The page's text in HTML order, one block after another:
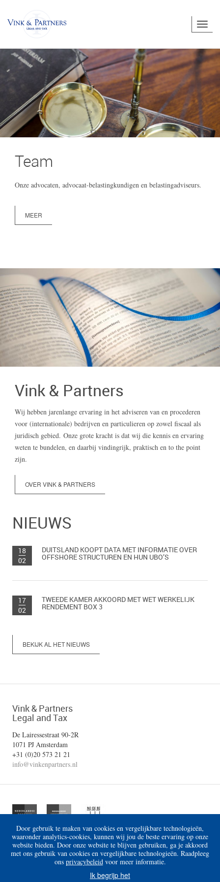
Team
Onze advocaten, advocaat-belastingkundigen en belastingadviseurs.
MEER
Vink & Partners
Wij hebben jarenlange ervaring in het adviseren van en procederen
voor (internationale) bedrijven en particulieren op zowel fiscaal als
juridisch gebied. Onze grote kracht is dat wij die kennis en ervaring
weten te bundelen, en daarbij vindingrijk, praktisch en to the point
zijn.
OVER VINK & PARTNERS
NIEUWS
18
02
DUITSLAND KOOPT DATA MET INFORMATIE OVER
OFFSHORE STRUCTUREN EN HUN UBO’S
17
02
TWEEDE KAMER AKKOORD MET WET WERKELIJK
RENDEMENT BOX 3
BEKIJK AL HET NIEUWS
Vink & Partners
Legal and Tax
De Lairessestraat 90-2R
1071 PJ Amsterdam
+31 (0)20 573 21 21
info@vinkenpartners.nl
Door gebruik te maken van cookies en vergelijkbare technologieën,
waaronder analytics-cookies, kunnen wij jou de beste ervaring op onze
website bieden. Door onze website te blijven gebruiken, ga je akkoord
met ons gebruik van cookies en vergelijkbare technologieën. Raadpleeg
ons privacybeleidvoor meer informatie.
Ik begrijp het